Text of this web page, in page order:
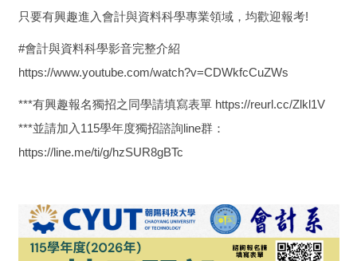
只要有興趣進入會計與資料科學專業領域，均歡迎報考!
#會計與資料科學影音完整介紹
https://www.youtube.com/watch?v=CDWkfcCuZWs
***有興趣報名獨招之同學請填寫表單 https://reurl.cc/Zlkl1V
***並請加入115學年度獨招諮詢line群：
https://line.me/ti/g/hzSUR8gBTc